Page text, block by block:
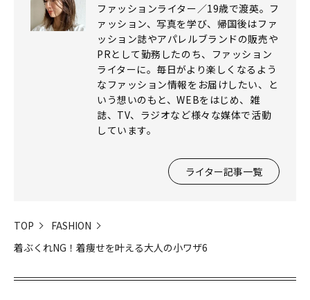
ファッションライター／19歳で渡英。フ
ァッション、写真を学び、帰国後はファ
ッション誌やアパレルブランドの販売や
PRとして勤務したのち、ファッション
ライターに。毎日がより楽しくなるよう
なファッション情報をお届けしたい、と
いう想いのもと、WEBをはじめ、雑
誌、TV、ラジオなど様々な媒体で活動
しています。
ライター記事一覧
TOP
FASHION
着ぶくれNG！着痩せを叶える大人の小ワザ6